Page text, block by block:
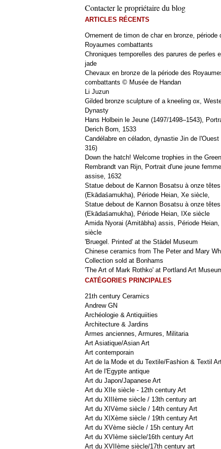
Contacter le propriétaire du blog
ARTICLES RÉCENTS
Ornement de timon de char en bronze, période
Royaumes combattants
Chroniques temporelles des parures de perles
jade
Chevaux en bronze de la période des
combattants © Musée de Handan
Li Juzun
Gilded bronze sculpture of a kneeling ox,
Dynasty
Hans Holbein le Jeune (1497/1498–1543),
Derich Born, 1533
Candélabre en céladon, dynastie Jin de l'Ouest
316)
Down the hatch! Welcome trophies in the
Rembrandt van Rijn, Portrait d'une jeune femme
assise, 1632
Statue debout de Kannon Bosatsu à onze têtes
(Ekādaśamukha), Période Heian, Xe siècle,
Statue debout de Kannon Bosatsu à onze têtes
(Ekādaśamukha), Période Heian, IXe siècle
Amida Nyorai (Amitābha) assis, Période
siècle
'Bruegel. Printed' at the Städel Museum
Chinese ceramics from The Peter and Mary
Collection sold at Bonhams
'The Art of Mark Rothko' at Portland Art
CATÉGORIES PRINCIPALES
21th century Ceramics
Andrew GN
Archéologie & Antiquiities
Architecture & Jardins
Armes anciennes, Armures, Militaria
Art Asiatique/Asian Art
Art contemporain
Art de la Mode et du Textile/Fashion & Textil
Art de l'Egypte antique
Art du Japon/Japanese Art
Art du XIIe siècle - 12th century Art
Art du XIIIème siècle / 13th century art
Art du XIVème siècle / 14th century Art
Art du XIXème siècle / 19th century Art
Art du XVème siècle / 15h century Art
Art du XVIème siècle/16th century Art
Art du XVIIème siècle/17th century art